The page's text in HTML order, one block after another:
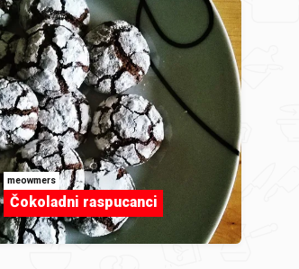
meowmers
Čokoladni raspucanci